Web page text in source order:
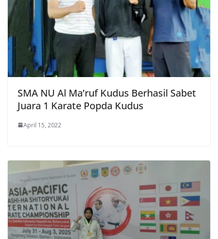
SMA NU Al Ma’ruf Kudus Berhasil Sabet
Juara 1 Karate Popda Kudus
April 15, 2022